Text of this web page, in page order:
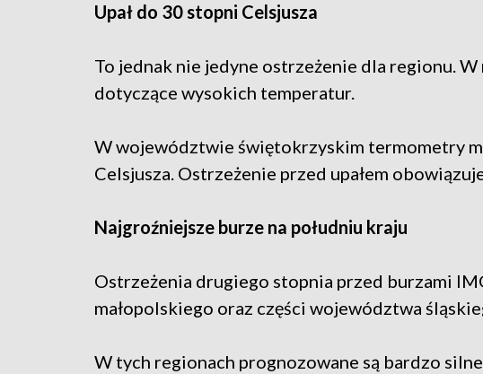
Upał do 30 stopni Celsjusza
To jednak nie jedyne ostrzeżenie dla regionu.
dotyczące wysokich temperatur.
W województwie świętokrzyskim termometry
Celsjusza. Ostrzeżenie przed upałem
Najgroźniejsze burze na południu kraju
Ostrzeżenia drugiego stopnia przed burzami
małopolskiego oraz części województwa
W tych regionach prognozowane są bardzo